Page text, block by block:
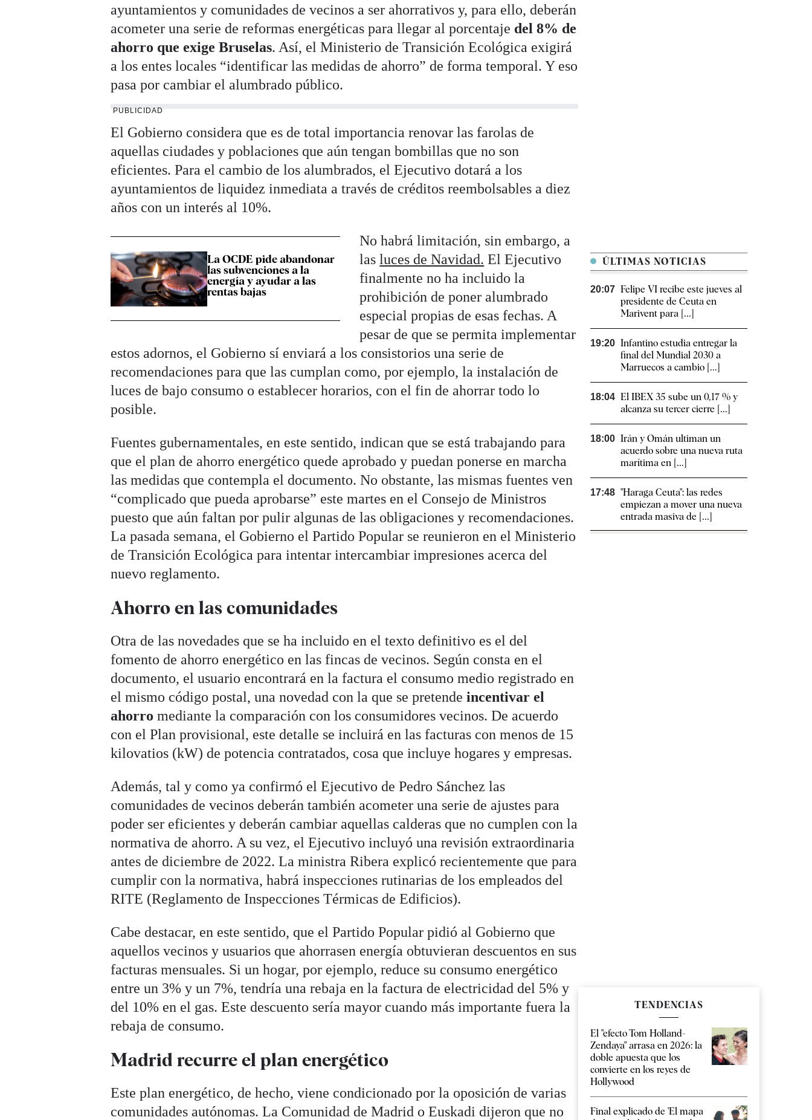
ayuntamientos y comunidades de vecinos a ser ahorrativos y, para ello, deberán
acometer una serie de reformas energéticas para llegar al porcentaje del 8% de
ahorro que exige Bruselas. Así, el Ministerio de Transición Ecológica exigirá
a los entes locales “identificar las medidas de ahorro” de forma temporal. Y eso
pasa por cambiar el alumbrado público.
PUBLICIDAD
El Gobierno considera que es de total importancia renovar las farolas de
aquellas ciudades y poblaciones que aún tengan bombillas que no son
eficientes. Para el cambio de los alumbrados, el Ejecutivo dotará a los
ayuntamientos de liquidez inmediata a través de créditos reembolsables a diez
años con un interés al 10%.
La OCDE pide abandonar
las subvenciones a la
energía y ayudar a las
rentas bajas
No habrá limitación, sin embargo, a
lasluces de Navidad. El Ejecutivo
finalmente no ha incluido la
prohibición de poner alumbrado
especial propias de esas fechas. A
pesar de que se permita implementar
estos adornos, el Gobierno sí enviará a los consistorios una serie de
recomendaciones para que las cumplan como, por ejemplo, la instalación de
luces de bajo consumo o establecer horarios, con el fin de ahorrar todo lo
posible.
Fuentes gubernamentales, en este sentido, indican que se está trabajando para
que el plan de ahorro energético quede aprobado y puedan ponerse en marcha
las medidas que contempla el documento. No obstante, las mismas fuentes ven
“complicado que pueda aprobarse” este martes en el Consejo de Ministros
puesto que aún faltan por pulir algunas de las obligaciones y recomendaciones.
La pasada semana, el Gobierno el Partido Popular se reunieron en el Ministerio
de Transición Ecológica para intentar intercambiar impresiones acerca del
nuevo reglamento.
Ahorro en las comunidades
Otra de las novedades que se ha incluido en el texto definitivo es el del
fomento de ahorro energético en las fincas de vecinos. Según consta en el
documento, el usuario encontrará en la factura el consumo medio registrado en
el mismo código postal, una novedad con la que se pretende incentivar el
ahorromediante la comparación con los consumidores vecinos. De acuerdo
con el Plan provisional, este detalle se incluirá en las facturas con menos de 15
kilovatios (kW) de potencia contratados, cosa que incluye hogares y empresas.
Además, tal y como ya confirmó el Ejecutivo de Pedro Sánchez las
comunidades de vecinos deberán también acometer una serie de ajustes para
poder ser eficientes y deberán cambiar aquellas calderas que no cumplen con la
normativa de ahorro. A su vez, el Ejecutivo incluyó una revisión extraordinaria
antes de diciembre de 2022. La ministra Ribera explicó recientemente que para
cumplir con la normativa, habrá inspecciones rutinarias de los empleados del
RITE (Reglamento de Inspecciones Térmicas de Edificios).
Cabe destacar, en este sentido, que el Partido Popular pidió al Gobierno que
aquellos vecinos y usuarios que ahorrasen energía obtuvieran descuentos en sus
facturas mensuales. Si un hogar, por ejemplo, reduce su consumo energético
entre un 3% y un 7%, tendría una rebaja en la factura de electricidad del 5% y
del 10% en el gas. Este descuento sería mayor cuando más importante fuera la
rebaja de consumo.
Madrid recurre el plan energético
Este plan energético, de hecho, viene condicionado por la oposición de varias
comunidades autónomas. La Comunidad de Madrid o Euskadi dijeron que no
ÚLTIMAS NOTICIAS
20:07 Felipe VI recibe este jueves al
presidente de Ceuta en
Marivent para [...]
19:20 Infantino estudia entregar la
final del Mundial 2030 a
Marruecos a cambio [...]
18:04 El IBEX 35 sube un 0,17 % y
alcanza su tercer cierre [...]
18:00 Irán y Omán ultiman un
acuerdo sobre una nueva ruta
marítima en [...]
17:48 "Haraga Ceuta": las redes
empiezan a mover una nueva
entrada masiva de [...]
TENDENCIAS
El "efecto Tom Holland-
Zendaya" arrasa en 2026: la
doble apuesta que los
convierte en los reyes de
Hollywood
Final explicado de 'El mapa